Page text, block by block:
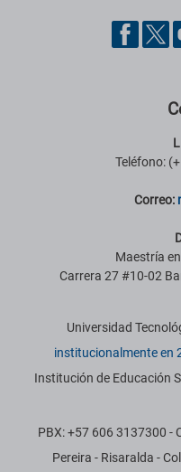
Pie de página con
Teléfono:
Correo:
Maestría
Carrera 27 #10-02
Información
Universidad
institucionalmente en
Institución de Educación
PBX: +57 606 3137300 -
Pereira - Risaralda -